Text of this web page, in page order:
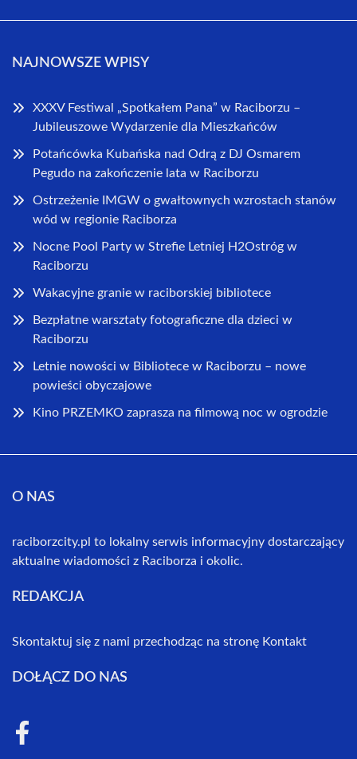
NAJNOWSZE WPISY
XXXV Festiwal „Spotkałem Pana” w Raciborzu –
Jubileuszowe Wydarzenie dla Mieszkańców
Potańcówka Kubańska nad Odrą z DJ Osmarem
Pegudo na zakończenie lata w Raciborzu
Ostrzeżenie IMGW o gwałtownych wzrostach stanów
wód w regionie Raciborza
Nocne Pool Party w Strefie Letniej H2Ostróg w
Raciborzu
Wakacyjne granie w raciborskiej bibliotece
Bezpłatne warsztaty fotograficzne dla dzieci w
Raciborzu
Letnie nowości w Bibliotece w Raciborzu – nowe
powieści obyczajowe
Kino PRZEMKO zaprasza na filmową noc w ogrodzie
O NAS
raciborzcity.pl to lokalny serwis informacyjny dostarczający
aktualne wiadomości z Raciborza i okolic.
REDAKCJA
Skontaktuj się z nami przechodząc na stronę Kontakt
DOŁĄCZ DO NAS